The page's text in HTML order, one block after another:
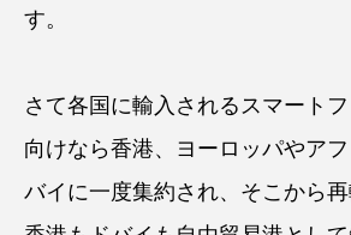
す。
さて各国に輸入されるスマート
向けなら香港、ヨーロッパやア
バイに一度集約され、そこから再